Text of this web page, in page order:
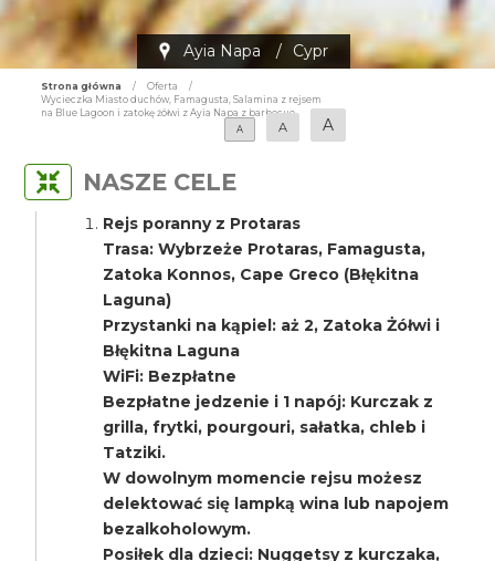
Ayia Napa / Cypr
Strona główna / Oferta
/
Wycieczka Miasto duchów, Famagusta, Salamina z rejsem
na Blue Lagoon i zatokę żółwi z Ayia Napa z barbecue
A
A A
NASZE CELE
Rejs poranny z Protaras
Trasa: Wybrzeże Protaras, Famagusta,
Zatoka Konnos, Cape Greco (Błękitna
Laguna)
Przystanki na kąpiel: aż 2, Zatoka Żółwi i
Błękitna Laguna
WiFi: Bezpłatne
Bezpłatne jedzenie i 1 napój: Kurczak z
grilla, frytki, pourgouri, sałatka, chleb i
Tatziki.
W dowolnym momencie rejsu możesz
delektować się lampką wina lub napojem
bezalkoholowym.
Posiłek dla dzieci: Nuggetsy z kurczaka,